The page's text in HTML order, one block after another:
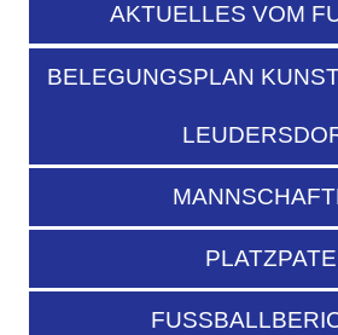
AKTUELLES VOM
BELEGUNGSPLAN
PLATZPATE